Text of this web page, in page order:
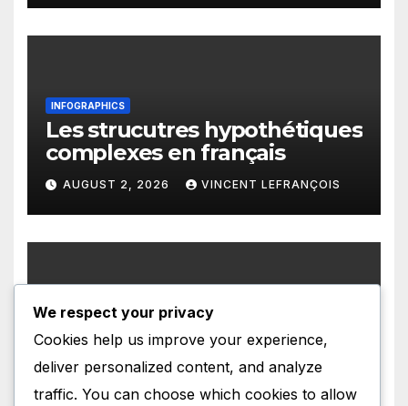
INFOGRAPHICS
Les strucutres hypothétiques
complexes en français
AUGUST 2, 2026 VINCENT LEFRANÇOIS
INFOGRAPHICS
Les structures présentatives
en français
AUGUST 1, 2026 VINCENT LEFRANÇOIS
We respect your privacy
Cookies help us improve your experience,
deliver personalized content, and analyze
traffic. You can choose which cookies to allow